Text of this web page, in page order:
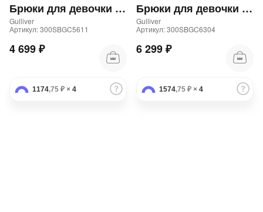
Брюки для девочки трикотажные прямого кроя черные
Gulliver
Артикул: 300SBGC5611
4 699 ₽
1174,75 ₽ × 4
Брюки для девочки школьные прямые синие
Gulliver
Артикул: 300SBGC6304
6 299 ₽
1574,75 ₽ × 4